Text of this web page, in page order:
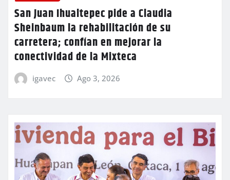
San Juan Ihualtepec pide a Claudia
Sheinbaum la rehabilitación de su
carretera; confían en mejorar la
conectividad de la Mixteca
igavec Ago 3, 2026